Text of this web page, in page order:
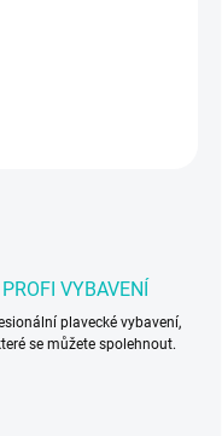
PROFI VYBAVENÍ
plavecké vybavení,
se můžete spolehnout.